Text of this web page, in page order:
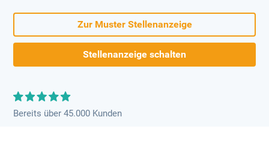
Zur Muster Stellenanzeige
Stellenanzeige schalten
Bereits über 45.000 Kunden